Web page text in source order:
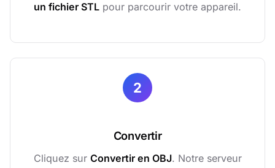
un fichier STL pour parcourir votre appareil.
2
Convertir
Cliquez sur Convertir en OBJ. Notre serveur